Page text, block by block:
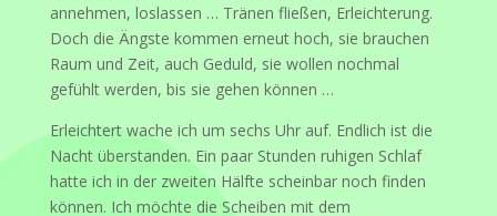
annehmen, loslassen … Tränen fließen, Erleichterung.
Doch die Ängste kommen erneut hoch, sie brauchen
Raum und Zeit, auch Geduld, sie wollen nochmal
gefühlt werden, bis sie gehen können …
Erleichtert wache ich um sechs Uhr auf. Endlich ist die
Nacht überstanden. Ein paar Stunden ruhigen Schlaf
hatte ich in der zweiten Hälfte scheinbar noch finden
können. Ich möchte die Scheiben mit dem